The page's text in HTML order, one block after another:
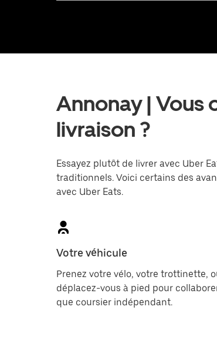
Annonay | Vous
livraison ?
Essayez plutôt de livrer avec Uber
traditionnels. Voici certains des
avec Uber Eats.
Votre véhicule
Prenez votre vélo, votre trottinette,
déplacez-vous à pied pour
que coursier indépendant.